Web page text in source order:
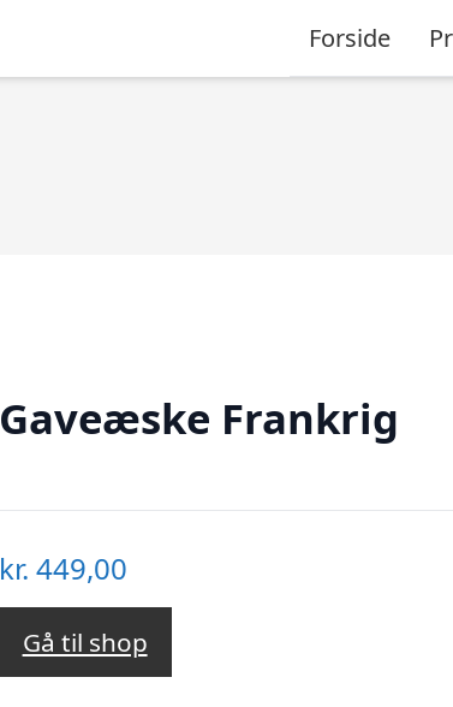
Forside
Gaveæske Frankrig
kr. 449,00
Gå til shop